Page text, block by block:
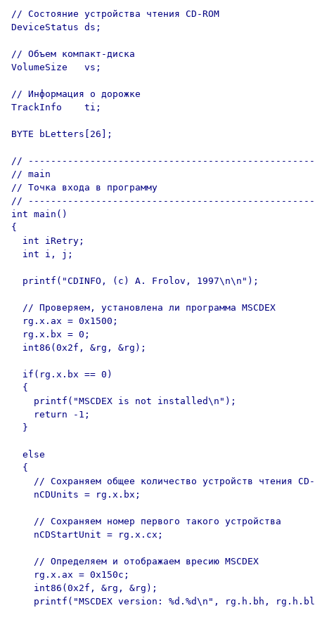
// Состояние устройства чтения CD-ROM
DeviceStatus ds;
// Объем компакт-диска
VolumeSize   vs;
// Информация о дорожке
TrackInfo    ti;
BYTE bLetters[26];
// ---------------------------------------------------
// main
// Точка входа в программу
// ---------------------------------------------------
int main()
{
  int iRetry;
  int i, j;
  printf("CDINFO, (c) A. Frolov, 1997\n\n");
  // Проверяем, установлена ли программа MSCDEX
  rg.x.ax = 0x1500;
  rg.x.bx = 0;
  int86(0x2f, &rg, &rg);
  if(rg.x.bx == 0)
  {
    printf("MSCDEX is not installed\n");
    return -1;
  }
  else
  {
// Сохраняем общее количество устройств чтения
    nCDUnits = rg.x.bx;
    // Сохраняем номер первого такого устройства
    nCDStartUnit = rg.x.cx;
    // Определяем и отображаем вресию MSCDEX
    rg.x.ax = 0x150c;
    int86(0x2f, &rg, &rg);
printf("MSCDEX version: %d.%d\n", rg.h.bh,